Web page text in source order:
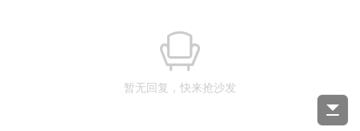
暂无回复，快来抢沙发